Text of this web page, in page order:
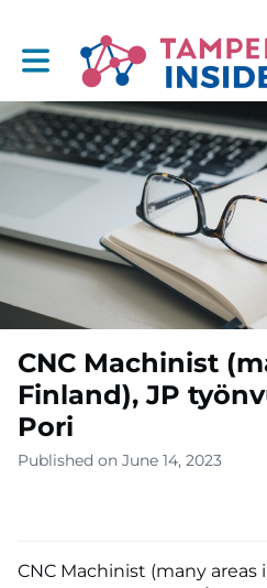
Toggle main navigation
CNC Machinist
Finland), JP
Pori
Published on June 14, 2023
CNC Machinist (many areas